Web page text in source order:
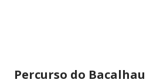
Percurso do Bacalhau